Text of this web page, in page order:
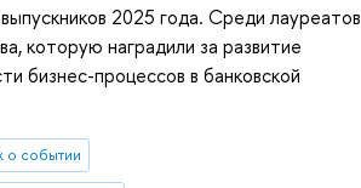
2025 года. Среди лауреатов
которую наградили за развитие
бизнес-процессов в банковской
о событии